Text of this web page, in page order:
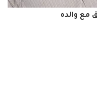
مع والده